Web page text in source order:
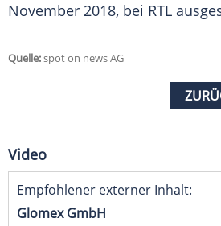
November 2018, bei RTL
Quelle:spot on news AG
Video
Empfohlener externer Inhalt:
Glomex GmbH